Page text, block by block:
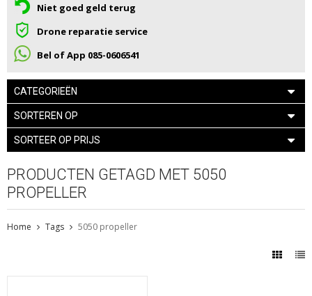
Niet goed geld terug
Drone reparatie service
Bel of App 085-0606541
CATEGORIEËN
SORTEREN OP
SORTEER OP PRIJS
PRODUCTEN GETAGD MET 5050
PROPELLER
Home Tags 5050 propeller